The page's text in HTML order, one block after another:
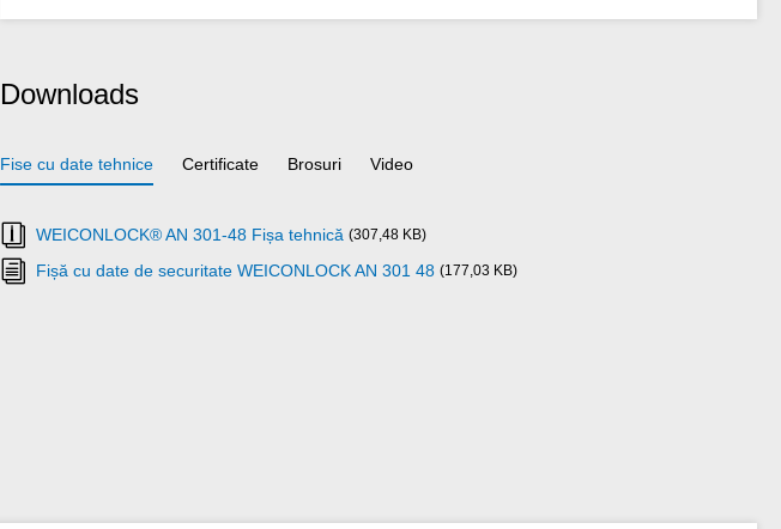
Downloads
Fise cu date tehnice Certificate Brosuri Video
WEICONLOCK® AN 301-48 Fișa tehnică (307,48 KB)
Fișă cu date de securitate WEICONLOCK AN 301 48 (177,03 KB)